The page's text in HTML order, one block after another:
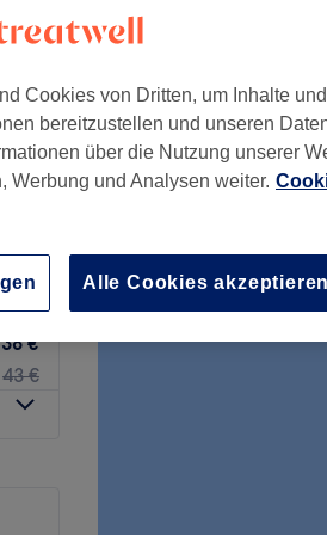
50 €
63 €
70 €
83 €
38 €
43 €
Cookies von Dritten, um Inhalte
bereitzustellen und unseren
über die Nutzung unserer
Werbung und Analysen weiter.
Alle Cookies akzeptieren